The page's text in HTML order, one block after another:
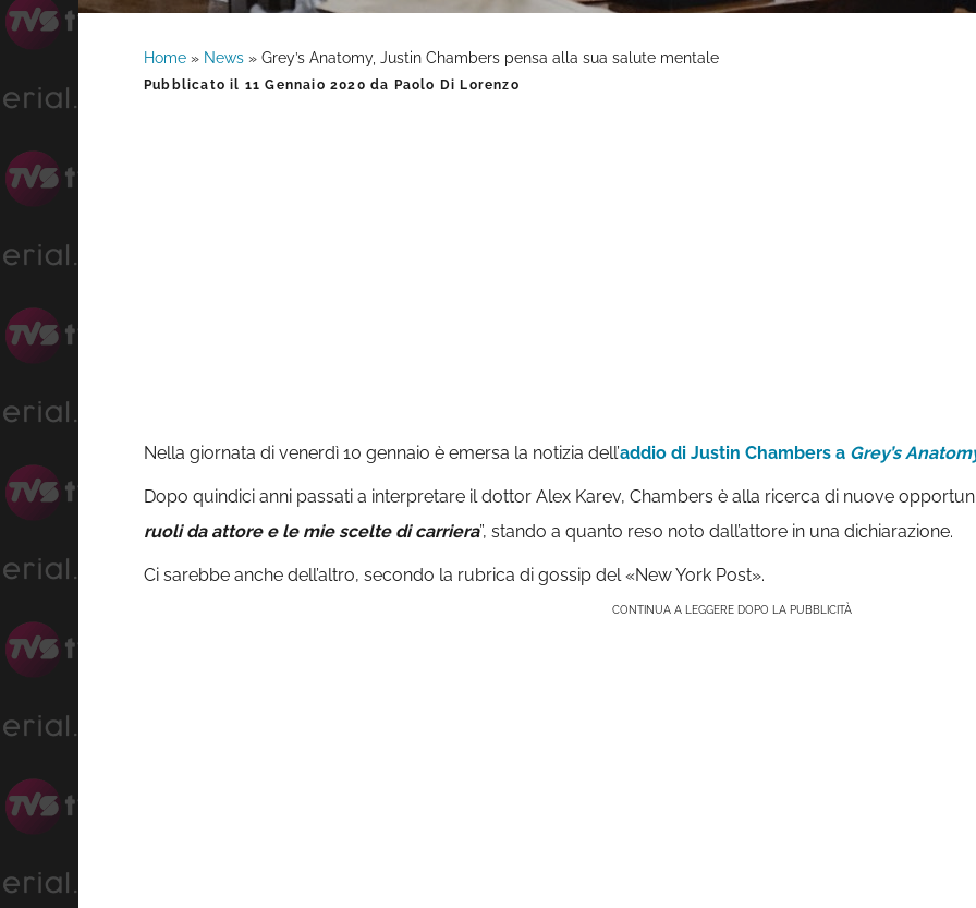
Home » News » Grey’s Anatomy, Justin Chambers pensa alla sua salute mentale
Pubblicato il 11 Gennaio 2020 da Paolo Di Lorenzo
Nella giornata di venerdì 10 gennaio è emersa la notizia dell’addio di Justin Chambers a Grey’s
Dopo quindici anni passati a interpretare il dottor Alex Karev, Chambers è alla ricerca di nuove
ruoli da attore e le mie scelte di carriera”, stando a quanto reso noto dall’attore in una dichiarazione.
Ci sarebbe anche dell’altro, secondo la rubrica di gossip del «New York Post».
CONTINUA A LEGGERE DOPO LA PUBBLICITÀ
Barra